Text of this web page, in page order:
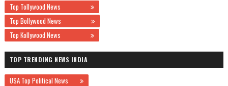
Top Tollywood News
Top Bollywood News
Top Kollywood News
TOP TRENDING NEWS INDIA
USA Top Political News